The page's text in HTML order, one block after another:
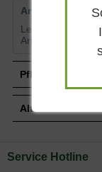
Artikelfragen
0
Lesen Sie von
Artikel
Pflegehinweise
Pflanz- und
Alternative
Sie suchen
Service Hotline